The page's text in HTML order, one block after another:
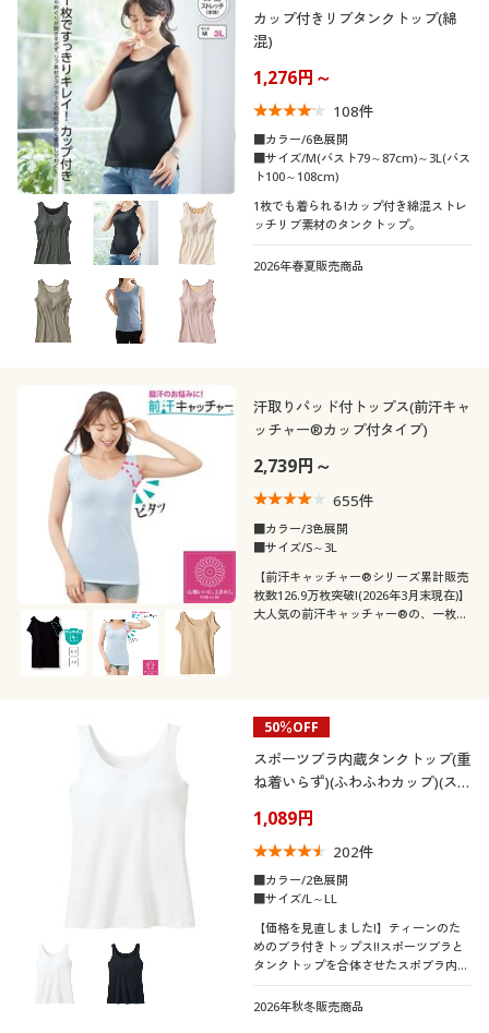
こだわり条件
で絞り込む
柄・デザイン
無地 ボーダー
襟・ネック
スクエアネック Ｕネック
袖
ノースリーブ 七分袖
フレンチスリーブ
素材
コットン・綿100
レース
ウール
機能・特徴
吸汗速乾
脇汗・汗取り
ＵＶカット・紫外線
スポーツ スクール
フォーマル パーティー
着用感
レギュラー
年代
30代
50代
60代
夏
～ 円 絞込
カップ付きリブタンクトップ(綿
混)
1,276円～
108件
■カラー/6色展開
■サイズ/M(バスト79～87cm)～3L(バス
ト100～108cm)
1枚でも着られる!カップ付き綿混ストレ
ッチリブ素材のタンクトップ。
2026年春夏販売商品
汗取りパッド付トップス(前汗キャ
ッチャー®カップ付タイプ)
2,739円～
655件
■カラー/3色展開
■サイズ/S～3L
【前汗キャッチャー®シリーズ累計販売
枚数126.9万枚突破!(2026年3月末現在)】
大人気の前汗キャッチャー®の、一枚で
50％OFF
スポーツブラ内蔵タンクトップ(重
ね着いらず)(ふわふわカップ)(ス
1,089円
202件
■カラー/2色展開
■サイズ/L～LL
【価格を見直しました!】ティーンのた
めのブラ付きトップス!!スポーツブラと
タンクトップを合体させたスポブラ内蔵
タンクトップ
2026年秋冬販売商品